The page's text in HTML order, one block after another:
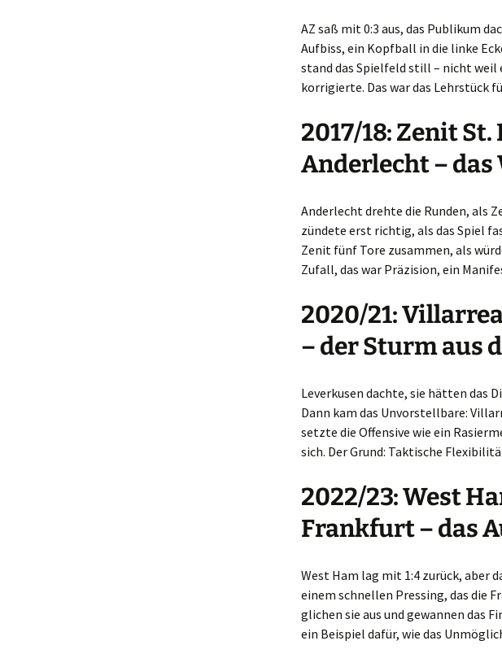
AZ saß mit 0:3 aus, das Publikum
Aufbiss, ein Kopfball in die linke
stand das Spielfeld still – nicht weil
korrigierte. Das war das Lehrstück
2017/18: Zenit
Anderlecht –
Anderlecht drehte die Runden, als
zündete erst richtig, als das Spiel
Zenit fünf Tore zusammen, als
Zufall, das war Präzision, ein
2020/21:
– der Sturm aus
Leverkusen dachte, sie hätten das
Dann kam das Unvorstellbare:
setzte die Offensive wie ein
sich. Der Grund: Taktische
2022/23: West
Frankfurt – das
West Ham lag mit 1:4 zurück, aber
einem schnellen Pressing, das die
glichen sie aus und gewannen das
ein Beispiel dafür, wie das